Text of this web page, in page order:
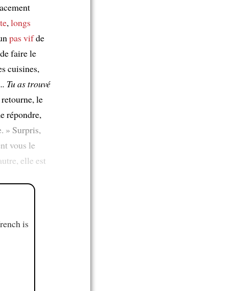
, longs
pas vifde
faire le
cuisines,
Tu as trouvé
le
répondre,
» Surpris,
vous le
elle est
is